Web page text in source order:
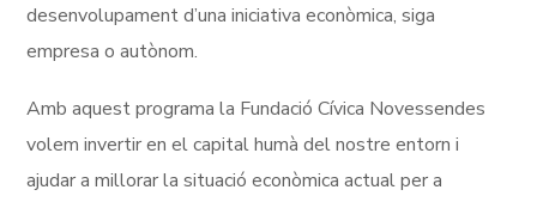
desenvolupament d’una iniciativa econòmica, siga
empresa o autònom.
Amb aquest programa la Fundació Cívica Novessendes
volem invertir en el capital humà del nostre entorn i
ajudar a millorar la situació econòmica actual per a